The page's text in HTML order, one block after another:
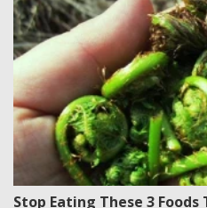
Stop Eating These 3